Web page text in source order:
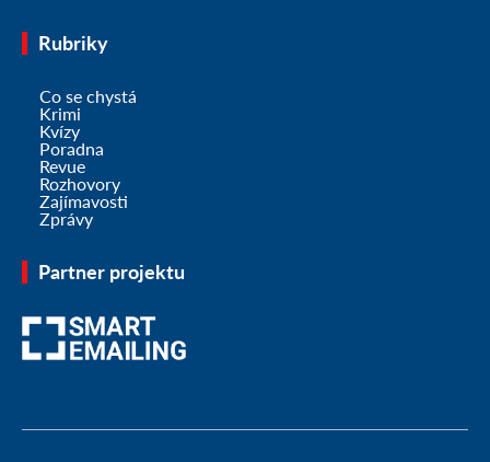
Rubriky
Co se chystá
Krimi
Kvízy
Poradna
Revue
Rozhovory
Zajímavosti
Zprávy
Partner projektu